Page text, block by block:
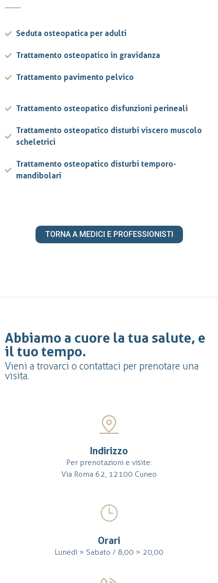
Seduta osteopatica per adulti
Trattamento osteopatico in gravidanza
Trattamento pavimento pelvico
Trattamento osteopatico disfunzioni perineali
Trattamento osteopatico disturbi viscero muscolo
scheletrici
Trattamento osteopatico disturbi temporo-
mandibolari
TORNA A MEDICI E PROFESSIONISTI
Abbiamo a cuore la tua salute, e
il tuo tempo.
Vieni a trovarci o contattaci per prenotare una
visita.
Indirizzo
Per prenotazioni e visite:
Via Roma 62, 12100 Cuneo
Orari
Lunedì > Sabato / 8,00 > 20,00